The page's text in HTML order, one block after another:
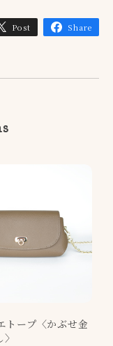
Post Share
ープ〈かぶせ金